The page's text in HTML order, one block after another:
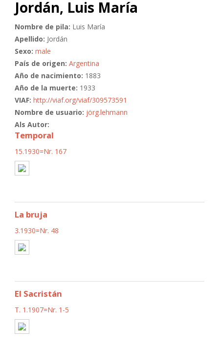
Jordán, Luis María
Nombre de pila: Luis María
Apellido: Jordán
Sexo: male
País de origen: Argentina
Año de nacimiento: 1883
Año de la muerte: 1933
VIAF: http://viaf.org/viaf/309573591
Nombre de usuario: jörg.lehmann
Als Autor:
Temporal
15.1930=Nr. 167
La bruja
3.1930=Nr. 48
El Sacristán
T. 1.1907=Nr. 1-5